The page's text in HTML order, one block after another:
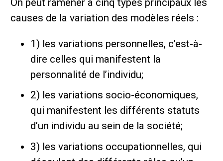
On peut ramener à cinq types principaux les
causes de la variation des modèles réels :
1) les variations personnelles, c’est-à-
dire celles qui manifestent la
personnalité de l’individu;
2) les variations socio-économiques,
qui manifestent les différents statuts
d’un individu au sein de la société;
3) les variations occupationnelles, qui